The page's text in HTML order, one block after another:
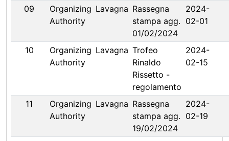
09
Organizing
Authority
Lavagna Rassegna
stampa agg.
01/02/2024
2024-
02-01
10
Organizing
Authority
Lavagna Trofeo
Rinaldo
Rissetto -
regolamento
2024-
02-15
11
Organizing
Authority
Lavagna Rassegna
stampa agg.
19/02/2024
2024-
02-19